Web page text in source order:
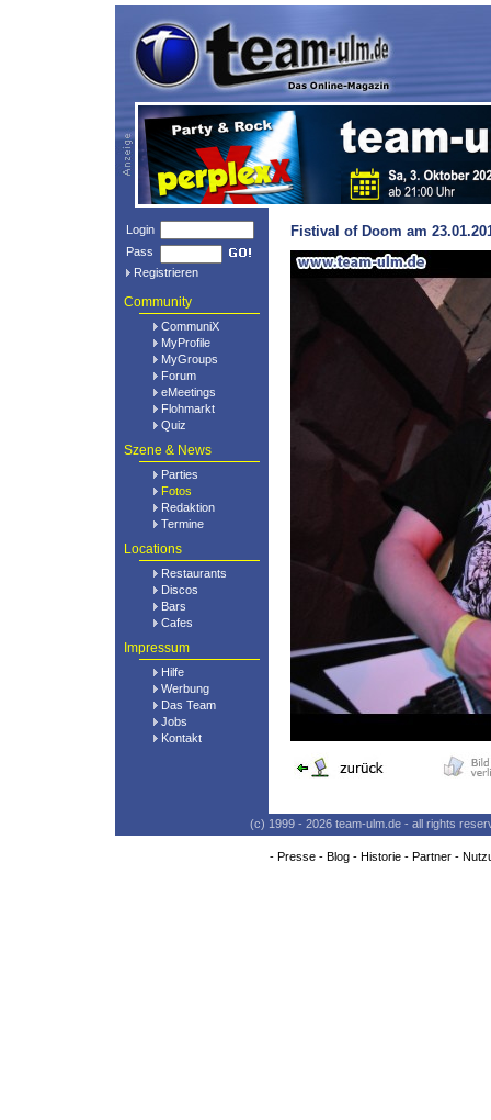
Login
Pass
Registrieren
Community
CommuniX
MyProfile
MyGroups
Forum
eMeetings
Flohmarkt
Quiz
Szene & News
Parties
Fotos
Redaktion
Termine
Locations
Restaurants
Discos
Bars
Cafes
Impressum
Hilfe
Werbung
Das Team
Jobs
Kontakt
Fistival of Doom am
(c) 1999 - 2026 team-ulm.de - all rights
- Presse- Blog- Historie- Partner-